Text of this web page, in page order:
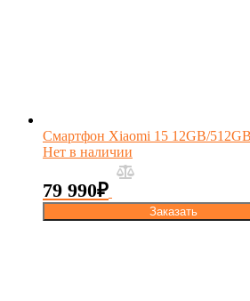
Смартфон Xiaomi 15 12GB/
Нет в наличии
79 990₽
Заказать